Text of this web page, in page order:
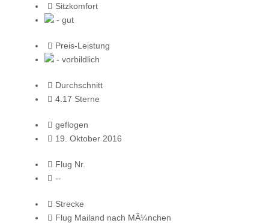
Sitzkomfort
- gut
Preis-Leistung
- vorbildlich
Durchschnitt
4.17 Sterne
geflogen
19. Oktober 2016
Flug Nr.
--
Strecke
Flug Mailand nach MÃ¼nchen